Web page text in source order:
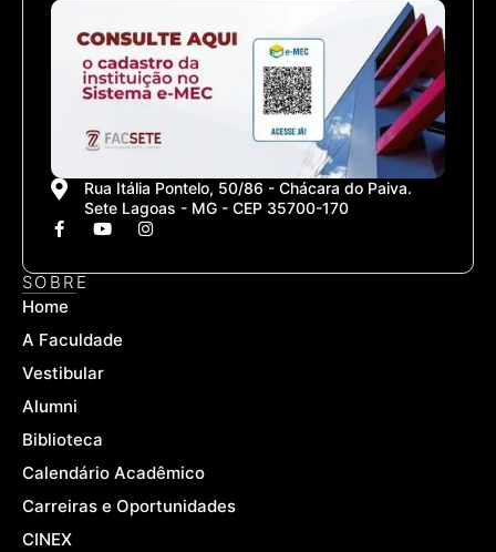
Rua Itália Pontelo, 50/86 - Chácara do Paiva.
Sete Lagoas - MG - CEP 35700-170
F
a
e
b
o
k
f
Y
t
I
n
t
SOBRE
Home
A Faculdade
Vestibular
Alumni
Biblioteca
Calendário Acadêmico
Carreiras e Oportunidades
CINEX